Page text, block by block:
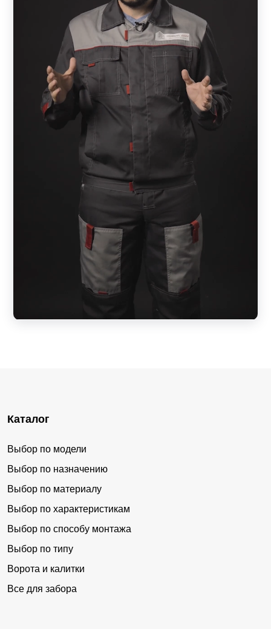
Каталог
Выбор по модели
Выбор по назначению
Выбор по материалу
Выбор по характеристикам
Выбор по способу монтажа
Выбор по типу
Ворота и калитки
Все для забора